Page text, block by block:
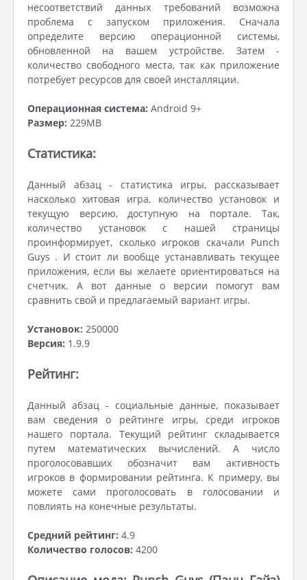
несоответствий данных требований возможна
проблема с запуском приложения. Сначала
определите версию операционной системы,
обновленной на вашем устройстве. Затем -
количество свободного места, так как приложение
потребует ресурсов для своей инсталляции.
Операционная система: Android 9+
Размер: 229MB
Статистика:
Данный абзац - статистика игры, рассказывает
насколько хитовая игра, количество установок и
текущую версию, доступную на портале. Так,
количество установок с нашей страницы
проинформирует, сколько игроков скачали Punch
Guys . И стоит ли вообще устанавливать текущее
приложения, если вы желаете ориентироваться на
счетчик. А вот данные о версии помогут вам
сравнить свой и предлагаемый вариант игры.
Установок: 250000
Версия: 1.9.9
Рейтинг:
Данный абзац - социальные данные, показывает
вам сведения о рейтинге игры, среди игроков
нашего портала. Текущий рейтинг складывается
путем математических вычислений. А число
проголосовавших обозначит вам активность
игроков в формировании рейтинга. К примеру, вы
можете сами проголосовать в голосовании и
повлиять на конечные результаты.
Средний рейтинг: 4.9
Количество голосов: 4200